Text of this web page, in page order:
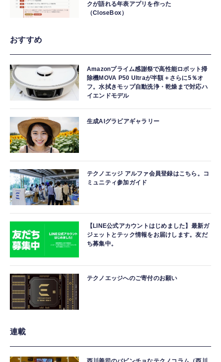
クが語れる年表アプリを作った
（CloseBox）
おすすめ
Amazonプライム感謝祭で高性能ロボット掃
除機MOVA P50 Ultraが半額＋さらに5％オ
フ。水拭きモップ自動洗浄・乾燥まで対応ハ
イエンドモデル
生成AIグラビアギャラリー
テクノエッジ アルファ会員登録はこちら。コ
ミュニティ参加ガイド
【LINE公式アカウントはじめました】最新ガ
ジェットとテック情報をお届けします。友だ
ち募集中。
テクノエッジへのご寄付のお願い
連載